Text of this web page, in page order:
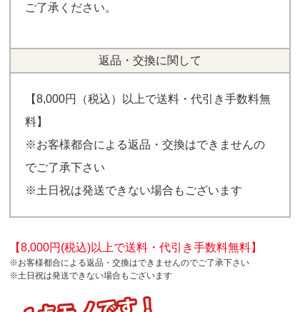
ご了承ください。
返品・交換に関して
【8,000円（税込）以上で送料・代引き手数料無
料】
※お客様都合による返品・交換はできませんの
でご了承下さい
※土日祝は発送できない場合もございます
【8,000円(税込)以上で送料・代引き手数料無料】
※お客様都合による返品・交換はできませんのでご了承下さい
※土日祝は発送できない場合もございます